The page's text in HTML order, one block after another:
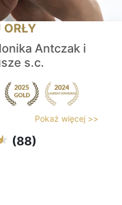
ORŁY
Antczak i
s.c.
Pokaż więcej >>
(88)